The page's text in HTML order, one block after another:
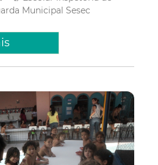
Municipal Sesec